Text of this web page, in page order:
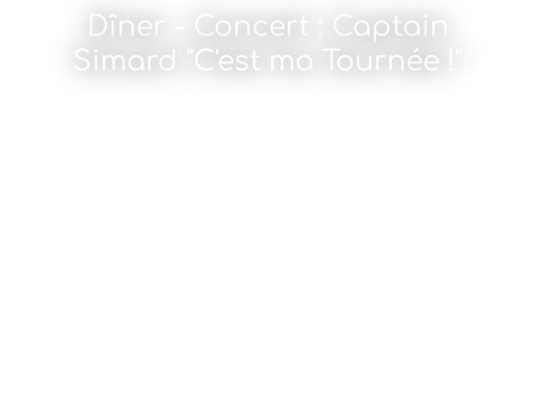
Dîner - Concert : Captain
Simard "C'est ma Tournée !"